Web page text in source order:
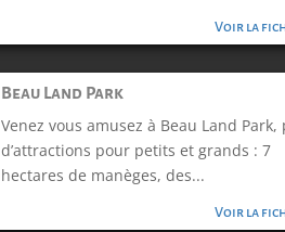
Voir la
Beau Land Park
Venez vous amusez à Beau Land Park,
d’attractions pour petits et grands : 7
hectares de manèges, des...
Voir la